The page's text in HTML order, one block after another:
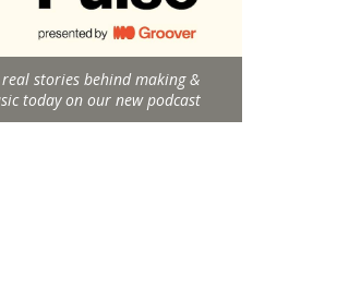
stories behind making &
today on our new podcast